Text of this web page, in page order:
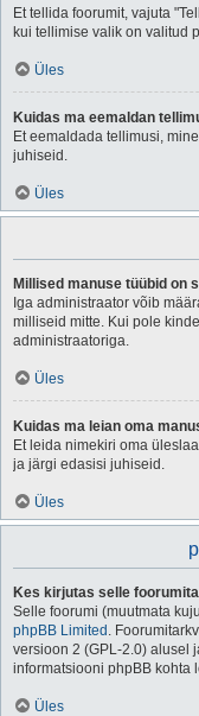
Et tellida foorumit, vajuta
kui tellimise valik on valitud
Üles
Kuidas ma eemaldan
Et eemaldada tellimusi,
juhiseid.
Üles
Millised manuse tüübid on
Iga administraator võib
milliseid mitte. Kui pole
administraatoriga.
Üles
Kuidas ma leian oma
Et leida nimekiri oma
ja järgi edasisi juhiseid.
Üles
Kes kirjutas selle
Selle foorumi (muutmata
phpBB Limited .
versioon 2 (GPL-2.0) alusel
informatsiooni phpBB kohta
Üles